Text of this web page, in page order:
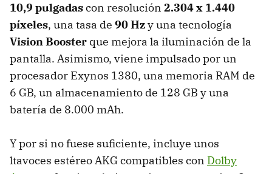
10,9 pulgadascon resolución 2.304 x 1.440
píxeles, una tasa de 90 Hzy una tecnología
Vision Booster que mejora la iluminación de la
pantalla. Asimismo, viene impulsado por un
procesador Exynos 1380, una memoria RAM de
6 GB, un almacenamiento de 128 GB y una
batería de 8.000 mAh.
Y por si no fuese suficiente, incluye unos
ltavoces estéreo AKG compatibles con Dolby